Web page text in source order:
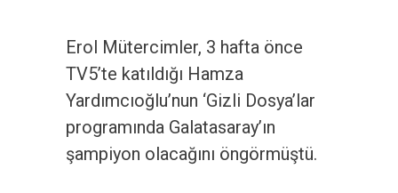
Erol Mütercimler, 3 hafta önce
TV5’te katıldığı Hamza
Yardımcıoğlu’nun ‘Gizli Dosya’lar
programında Galatasaray’ın
şampiyon olacağını öngörmüştü.